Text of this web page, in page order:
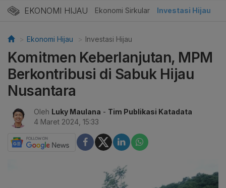
EKONOMI HIJAU
Energi Baru Ekonomi Sirkular Investasi Hijau
Ekonomi Hijau Investasi Hijau
Komitmen Keberlanjutan, MPM
Berkontribusi di Sabuk Hijau
Nusantara
Oleh Luky Maulana - Tim Publikasi Katadata
4 Maret 2024, 15:33